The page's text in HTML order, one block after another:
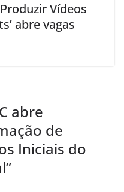
Vídeos
abre vagas
abre
de
Iniciais do
”